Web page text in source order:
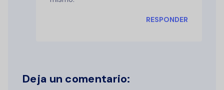
RESPONDER
Deja un comentario: